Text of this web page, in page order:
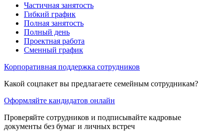
Частичная занятость
Гибкий график
Полная занятость
Полный день
Проектная работа
Сменный график
Корпоративная поддержка сотрудников
Какой соцпакет вы предлагаете семейным сотрудникам?
Оформляйте кандидатов онлайн
Проверяйте сотрудников и подписывайте кадровые
документы без бумаг и личных встреч